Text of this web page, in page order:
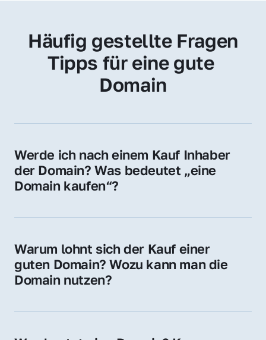
Häufig gestellte Fragen
Tipps für eine gute
Domain
Werde ich nach einem Kauf Inhaber
der Domain? Was bedeutet „eine
Domain kaufen“?
Sie erhalten alle Rechte zur Nutzung,
Domain.
Warum lohnt sich der Kauf einer
guten Domain? Wozu kann man die
Domain nutzen?
Vertrauen und Markenwert. Nutzen Sie sie